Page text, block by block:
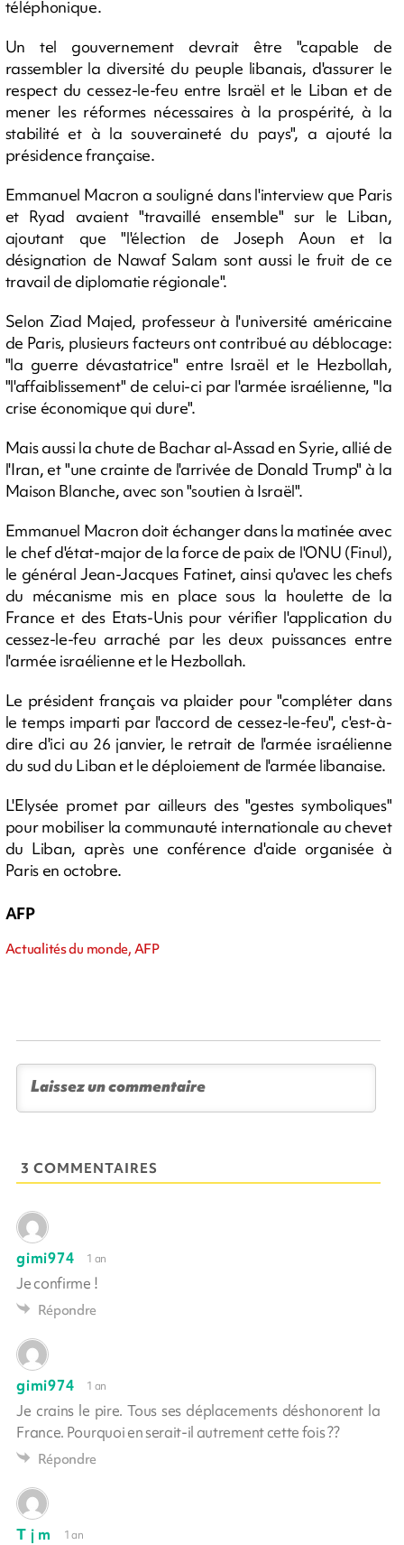
téléphonique.
Un tel gouvernement devrait être "capable de
rassembler la diversité du peuple libanais, d'assurer le
respect du cessez-le-feu entre Israël et le Liban et de
mener les réformes nécessaires à la prospérité, à la
stabilité et à la souveraineté du pays", a ajouté la
présidence française.
Emmanuel Macron a souligné dans l'interview que Paris
et Ryad avaient "travaillé ensemble" sur le Liban,
ajoutant que "l'élection de Joseph Aoun et la
désignation de Nawaf Salam sont aussi le fruit de ce
travail de diplomatie régionale".
Selon Ziad Majed, professeur à l'université américaine
de Paris, plusieurs facteurs ont contribué au déblocage:
"la guerre dévastatrice" entre Israël et le Hezbollah,
"l'affaiblissement" de celui-ci par l'armée israélienne, "la
crise économique qui dure".
Mais aussi la chute de Bachar al-Assad en Syrie, allié de
l'Iran, et "une crainte de l'arrivée de Donald Trump" à la
Maison Blanche, avec son "soutien à Israël".
Emmanuel Macron doit échanger dans la matinée avec
le chef d'état-major de la force de paix de l'ONU (Finul),
le général Jean-Jacques Fatinet, ainsi qu'avec les chefs
du mécanisme mis en place sous la houlette de la
France et des Etats-Unis pour vérifier l'application du
cessez-le-feu arraché par les deux puissances entre
l'armée israélienne et le Hezbollah.
Le président français va plaider pour "compléter dans
le temps imparti par l'accord de cessez-le-feu", c'est-à-
dire d'ici au 26 janvier, le retrait de l'armée israélienne
du sud du Liban et le déploiement de l'armée libanaise.
L'Elysée promet par ailleurs des "gestes symboliques"
pour mobiliser la communauté internationale au chevet
du Liban, après une conférence d'aide organisée à
Paris en octobre.
AFP
Actualités du monde, AFP
3 COMMENTAIRES
gimi974 1 an
Je confirme !
Répondre
gimi974 1 an
Je crains le pire. Tous ses déplacements déshonorent la
France. Pourquoi en serait-il autrement cette fois ??
Répondre
T j m 1 an